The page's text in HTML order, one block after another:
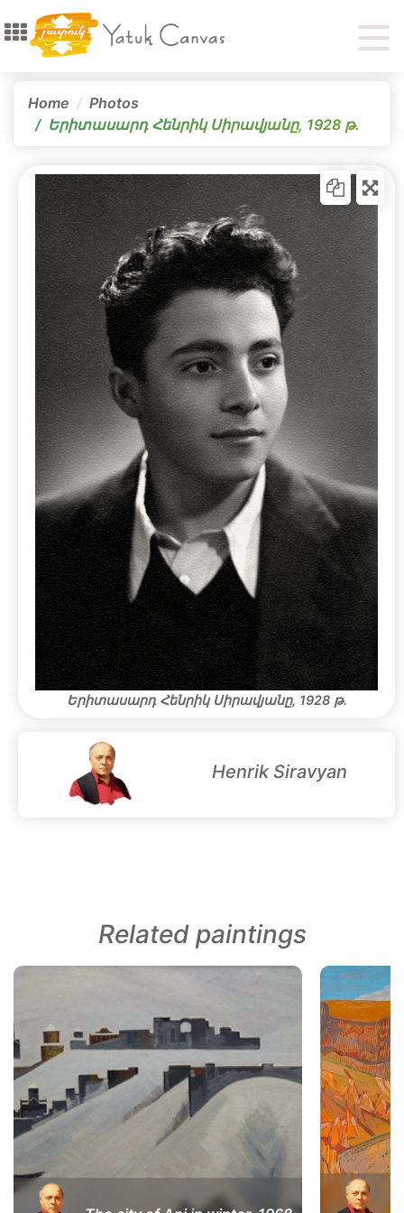
Home
Photos
Երիտասարդ Հենրիկ Սիրավյանը, 1928 թ․
Երիտասարդ Հենրիկ Սիրավյանը, 1928 թ․
Henrik Siravyan
Related paintings